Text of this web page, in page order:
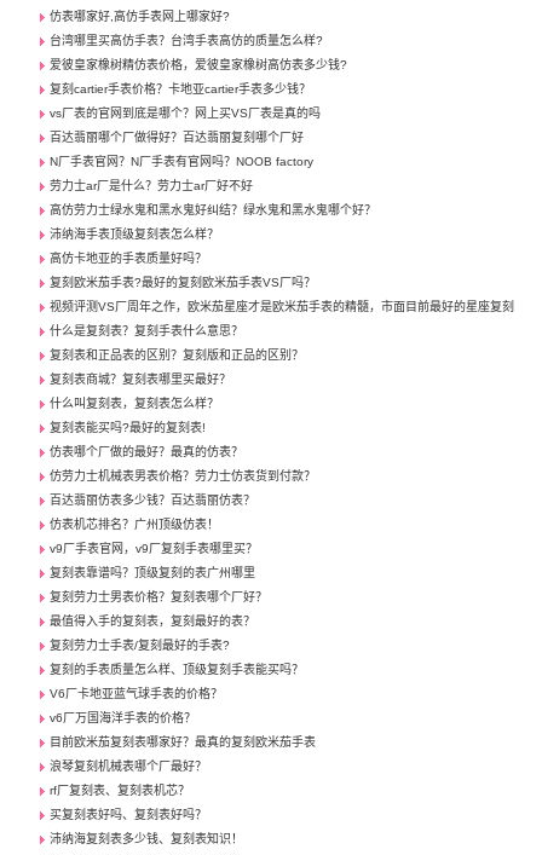
仿表哪家好,高仿手表网上哪家好?
台湾哪里买高仿手表？台湾手表高仿的质量怎么样?
爱彼皇家橡树精仿表价格，爱彼皇家橡树高仿表多少钱?
复刻cartier手表价格？卡地亚cartier手表多少钱？
vs厂表的官网到底是哪个？网上买VS厂表是真的吗
百达翡丽哪个厂做得好？百达翡丽复刻哪个厂好
N厂手表官网？N厂手表有官网吗？NOOB factory
劳力士ar厂是什么？劳力士ar厂好不好
高仿劳力士绿水鬼和黑水鬼好纠结？绿水鬼和黑水鬼哪个好？
沛纳海手表顶级复刻表怎么样？
高仿卡地亚的手表质量好吗？
复刻欧米茄手表?最好的复刻欧米茄手表VS厂吗？
视频评测VS厂周年之作，欧米茄星座才是欧米茄手表的精髓，市面目前最好的星座复刻
什么是复刻表？复刻手表什么意思？
复刻表和正品表的区别？复刻版和正品的区别？
复刻表商城？复刻表哪里买最好？
什么叫复刻表，复刻表怎么样？
复刻表能买吗?最好的复刻表!
仿表哪个厂做的最好？最真的仿表？
仿劳力士机械表男表价格？劳力士仿表货到付款？
百达翡丽仿表多少钱？百达翡丽仿表？
仿表机芯排名？广州顶级仿表！
v9厂手表官网，v9厂复刻手表哪里买？
复刻表靠谱吗？顶级复刻的表广州哪里
复刻劳力士男表价格？复刻表哪个厂好？
最值得入手的复刻表，复刻最好的表？
复刻劳力士手表/复刻最好的手表?
复刻的手表质量怎么样、顶级复刻手表能买吗？
V6厂卡地亚蓝气球手表的价格？
v6厂万国海洋手表的价格？
目前欧米茄复刻表哪家好？最真的复刻欧米茄手表
浪琴复刻机械表哪个厂最好？
rf厂复刻表、复刻表机芯？
买复刻表好吗、复刻表好吗？
沛纳海复刻表多少钱、复刻表知识！